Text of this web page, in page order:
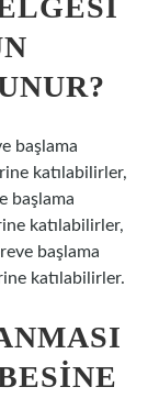
başlama
katılabilirler,
başlama
katılabilirler,
başlama
katılabilirler.